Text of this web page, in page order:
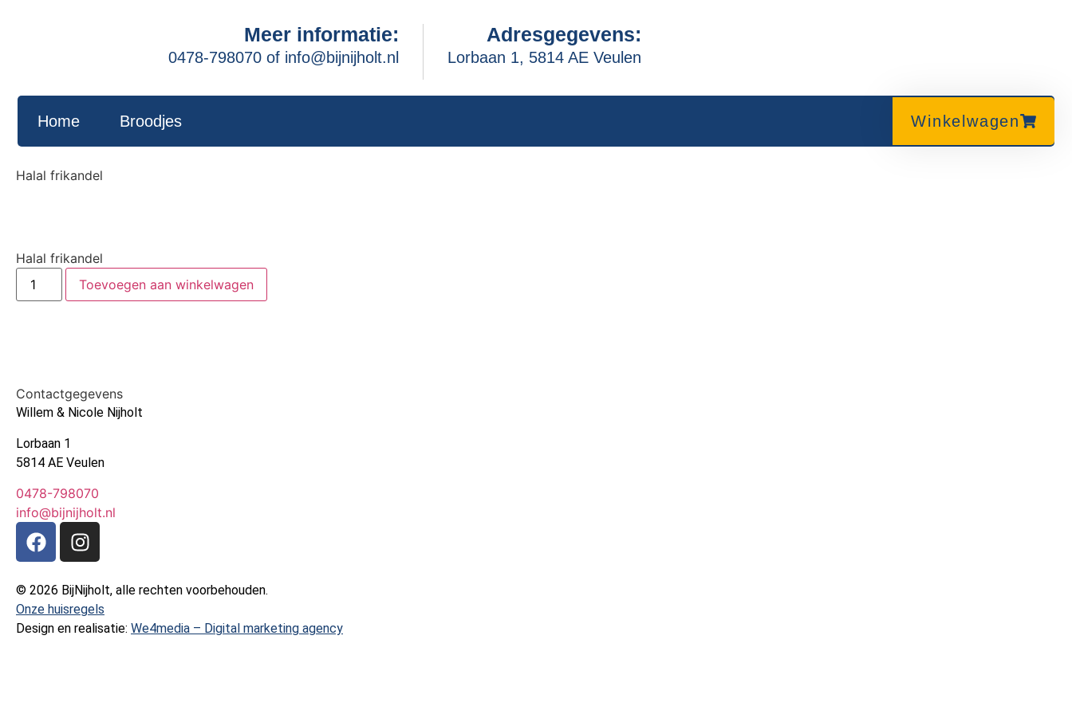
Meer informatie:
0478-798070of info@bijnijholt.nl
Adresgegevens:
Lorbaan 1, 5814 AE Veulen
Home Broodjes Winkelwagen
Halal frikandel
Halal frikandel
Toevoegen aan winkelwagen
Contactgegevens
Willem & Nicole Nijholt
Lorbaan 1
5814 AE Veulen
0478-798070
info@bijnijholt.nl
© 2026 BijNijholt, alle rechten voorbehouden.
Onze huisregels
Design en realisatie: We4media – Digital marketing agency